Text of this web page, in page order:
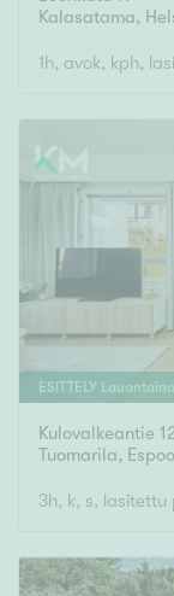
Kalasatama,
1h, avok, kph,
ESITTELY Lauantaina
Kulovalkeantie
Tuomarila, Espoo
3h, k, s, lasitettu